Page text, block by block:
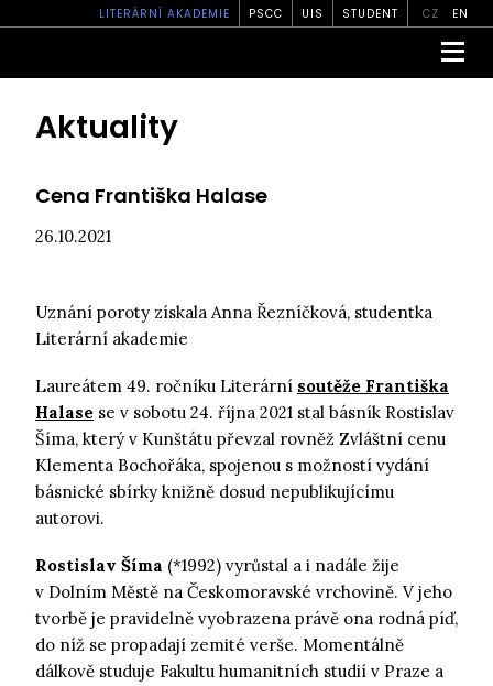
LITERÁRNÍ AKADEMIE PSCC UIS STUDENT CZ EN
Aktuality
Cena Františka Halase
26.10.2021
Uznání poroty získala Anna Řezníčková, studentka
Literární akademie
Laureátem 49. ročníku Literární soutěže Františka
Halase se v sobotu 24. října 2021 stal básník Rostislav
Šíma, který v Kunštátu převzal rovněž Zvláštní cenu
Klementa Bochořáka, spojenou s možností vydání
básnické sbírky knižně dosud nepublikujícímu
autorovi.
Rostislav Šíma (*1992) vyrůstal a i nadále žije
v Dolním Městě na Českomoravské vrchovině. V jeho
tvorbě je pravidelně vyobrazena právě ona rodná píď,
do níž se propadají zemité verše. Momentálně
dálkově studuje Fakultu humanitních studií v Praze a